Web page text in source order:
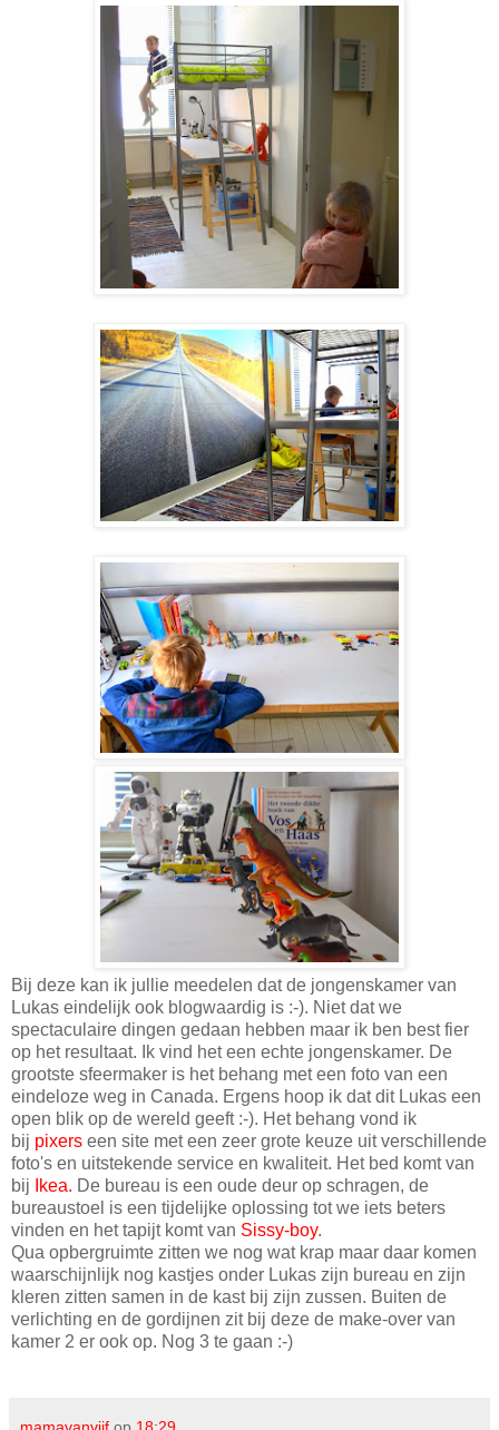
Bij deze kan ik jullie meedelen dat de jongenskamer van
Lukas eindelijk ook blogwaardig is :-). Niet dat we
spectaculaire dingen gedaan hebben maar ik ben best fier
op het resultaat. Ik vind het een echte jongenskamer. De
grootste sfeermaker is het behang met een foto van een
eindeloze weg in Canada. Ergens hoop ik dat dit Lukas een
open blik op de wereld geeft :-). Het behang vond ik
bij pixers een site met een zeer grote keuze uit verschillende
foto's en uitstekende service en kwaliteit. Het bed komt van
bij
Ikea. De bureau is een oude deur op schragen, de
bureaustoel is een tijdelijke oplossing tot we iets beters
vinden en het tapijt komt van Sissy-boy.
Qua opbergruimte zitten we nog wat krap maar daar komen
waarschijnlijk nog kastjes onder Lukas zijn bureau en zijn
kleren zitten samen in de kast bij zijn zussen. Buiten de
verlichting en de gordijnen zit bij deze de make-over van
kamer 2 er ook op. Nog 3 te gaan :-)